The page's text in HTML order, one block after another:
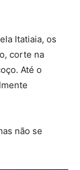
Itatiaia, os
corte na
Até o
não se